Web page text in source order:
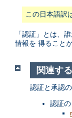
この日本語訳
「認証」とは、
情報を 得ること
関連す
認証と承認
認証